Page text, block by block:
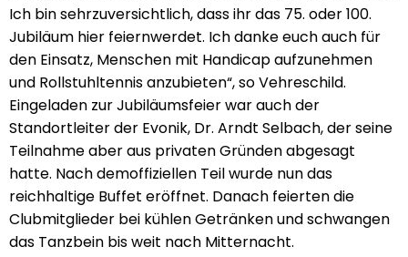
Ich bin sehrzuversichtlich, dass ihr das 75. oder 100.
Jubiläum hier feiernwerdet. Ich danke euch auch für
den Einsatz, Menschen mit Handicap aufzunehmen
und Rollstuhltennis anzubieten“, so Vehreschild.
Eingeladen zur Jubiläumsfeier war auch der
Standortleiter der Evonik, Dr. Arndt Selbach, der seine
Teilnahme aber aus privaten Gründen abgesagt
hatte. Nach demoffiziellen Teil wurde nun das
reichhaltige Buffet eröffnet. Danach feierten die
Clubmitglieder bei kühlen Getränken und schwangen
das Tanzbein bis weit nach Mitternacht.